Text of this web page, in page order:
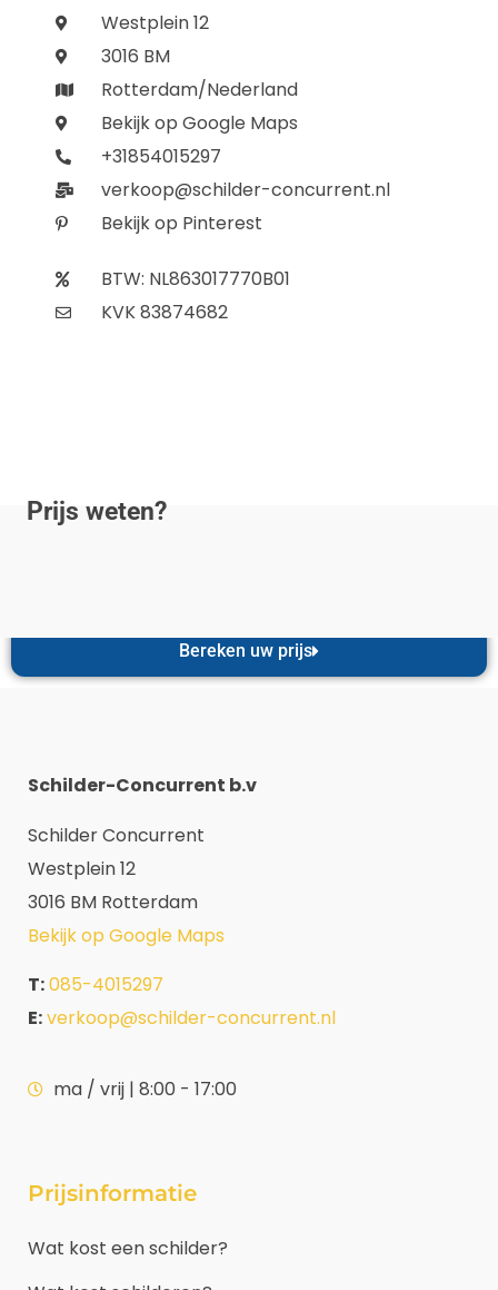
Westplein 12
3016 BM
Rotterdam/Nederland
Bekijk op Google Maps
+31854015297
verkoop@schilder-concurrent.nl
Bekijk op Pinterest
BTW: NL863017770B01
KVK 83874682
Prijs weten?
Bereken uw prijs
Schilder-Concurrent b.v
Schilder Concurrent
Westplein 12
3016 BM Rotterdam
Bekijk op Google Maps
T:085-4015297
E:verkoop@schilder-concurrent.nl
ma / vrij | 8:00 - 17:00
Prijsinformatie
Wat kost een schilder?